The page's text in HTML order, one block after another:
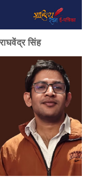
सिंह